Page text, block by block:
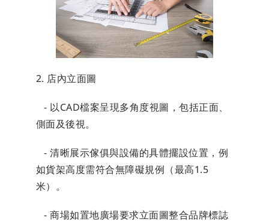
2. 店內立面圖
- 以CAD檔案呈現多角度視圖，包括正面、
側面及後視。
- 清晰展示傢俱與設備的具體擺設位置，例
如貨架高度需符合無障礙規例（最高1.5
米）。
- 商場如置地廣場要求立面圖整合品牌標誌